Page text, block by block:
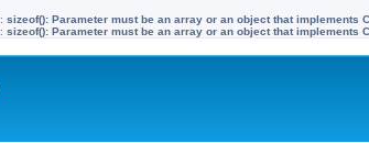
: sizeof(): Parameter must be an array or an object that implements
: sizeof(): Parameter must be an array or an object that implements